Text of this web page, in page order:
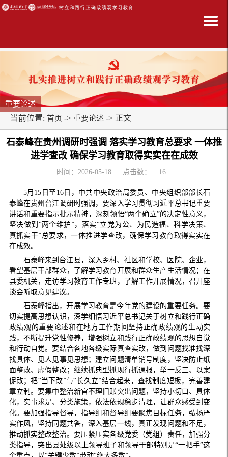
重要论述
当前位置: 首页 -> 重要论述 -> 正文
石泰峰在贵州调研时强调 落实学习教育总要求 一体推
进学查改 确保学习教育取得实实在在成效
时间：2026-05-18 点击数： 16
5月15日至16日，中共中央政治局委员、中央组织部部长石
泰峰在贵州台江调研时强调，要深入学习贯彻习近平总书记重要
讲话和重要指示批示精神，深刻领悟“两个确立”的决定性意义，
坚决做到“两个维护”，落实“立党为公、为民造福、科学决策、
真抓实干”总要求，一体推进学查改，确保学习教育取得实实在
在成效。
石泰峰来到台江县，深入乡村、社区和学校、医院、企业，
看望基层干部群众，了解学习教育开展和群众生产生活情况；在
县委机关，走访学习教育工作专班，了解工作开展情况，召开座
谈会听取意见建议。
石泰峰指出，开展学习教育是今年党的建设的重要任务。要
切实提高思想认识，深学细悟习近平总书记关于树立和践行正确
政绩观的重要论述和在地方工作期间坚持正确政绩观的生动实
践，不断提升党性修养，增强树立和践行正确政绩观的思想自觉
和行动自觉。要结合各地各级实际真查实改，做到问题找准找深
找具体、见人见事见思想；建立问题清单销号制度，坚决防止纸
面整改、虚假整改；继续抓典型抓现行抓通报，举一反三、以案
促改；把“当下改”与“长久立”结合起来，查找制度短板，完善建
章立制。要集中整治新官不理旧账突出问题，坚持小切口、具体
化，实事求是、分类施策，依法依规稳步清理，让群众感受到变
化。要加强指导督导，指导组和督导组要聚焦目标任务，弘扬严
实作风，坚持同题共答，深入基层一线，真正发现问题和不足，
推动抓实整改整治。要压紧压实各级党委（党组）责任，加强分
类指导，突出县处级以上领导班子和领导干部特别是“一把手”这